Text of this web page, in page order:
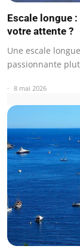
Escale longue
votre attente ?
Une escale
passionnante
8 mai 2026